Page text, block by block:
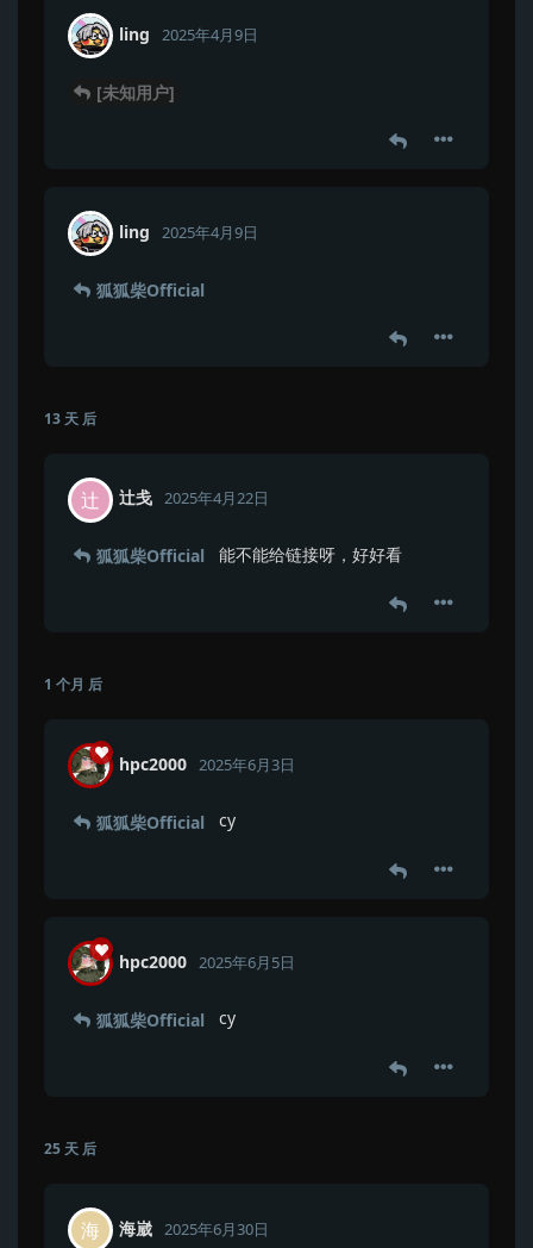
ling 2025年4月9日
[未知用户]
ling 2025年4月9日
狐狐柴Official
13 天 后
辻 辻戋 2025年4月22日
狐狐柴Official 能不能给链接呀，好好看
1 个月 后
hpc2000 2025年6月3日
狐狐柴Official cy
hpc2000 2025年6月5日
狐狐柴Official cy
25 天 后
海 海崴 2025年6月30日